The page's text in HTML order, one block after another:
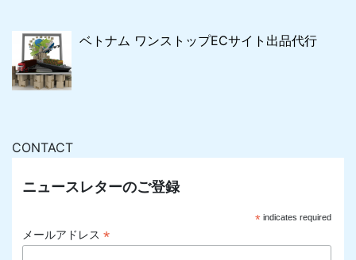
ベトナム ワンストップECサイト出品代行
CONTACT
ニュースレターのご登録
*indicates required
メールアドレス *